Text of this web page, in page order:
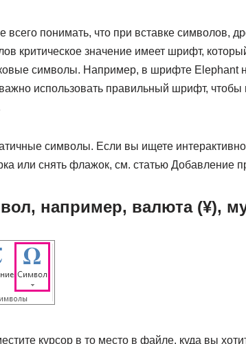
всего понимать, что при вставке символов,
критическое значение имеет шрифт,
символы. Например, в шрифте Elephant
использовать правильный шрифт,
символы. Если вы ищете
или снять флажок, см. статью Добавление
например, валюта (¥),
курсор в то место в файле, куда вы